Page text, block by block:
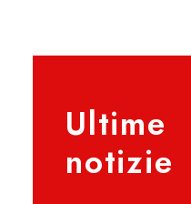
Ultime
notizie